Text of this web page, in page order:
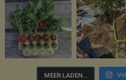
MEER LADEN…